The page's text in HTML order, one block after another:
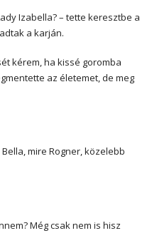
Izabella? – tette keresztbe a
a karján.
kérem, ha kissé goromba
az életemet, de meg
mire Rogner, közelebb
Még csak nem is hisz